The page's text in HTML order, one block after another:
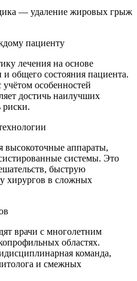
— удаление жировых грыж
пациенту
лечения на основе
общего состояния пациента.
особенностей
достичь наилучших
риски.
высокоточные аппараты,
системы. Это
быструю
хирургов в сложных
врачи с многолетним
областях.
команда,
и смежных